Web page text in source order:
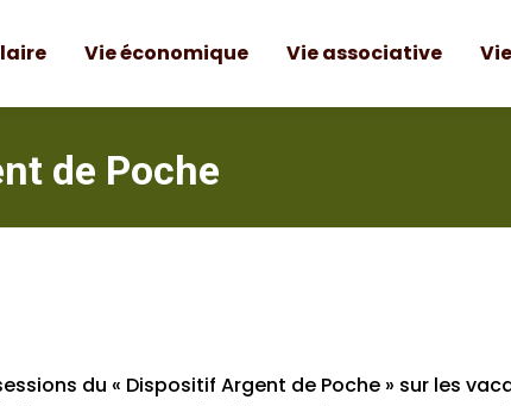
Vie économique Vie associative
de Poche
du « Dispositif Argent de Poche » sur les
Vie économique Vie associative